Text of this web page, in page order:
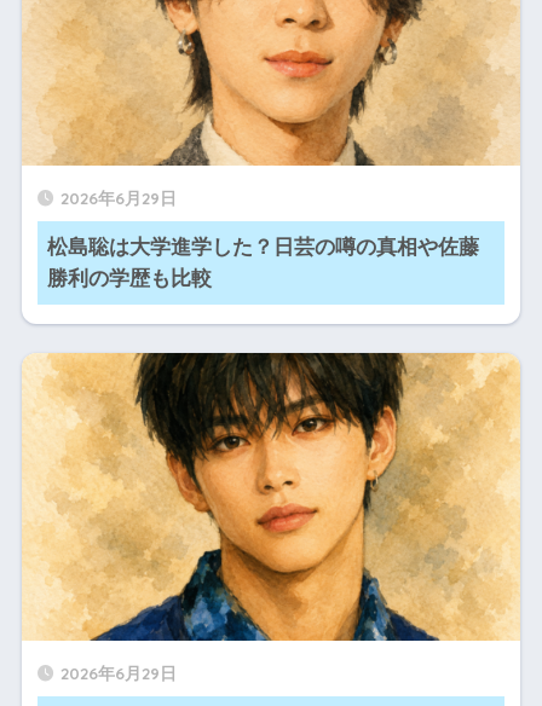
2026年6月29日
松島聡は大学進学した？日芸の噂の真相や佐藤
勝利の学歴も比較
2026年6月29日